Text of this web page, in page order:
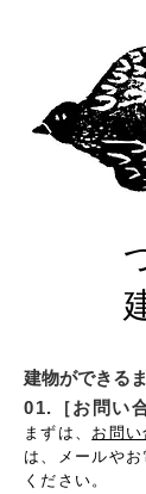
建物ができる
01.［お問い
まずは、 お問
は、メールや
ください。